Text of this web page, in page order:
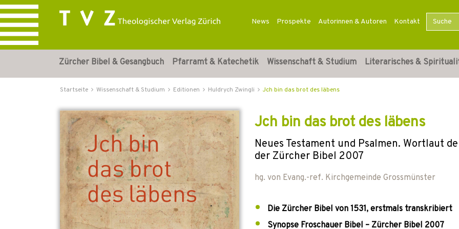
News Prospekte Autorinnen & Autoren Kontakt
Zürcher Bibel & Gesangbuch Pfarramt & Katechetik Wissenschaft & Studium Literarisches &
Startseite Wissenschaft & Studium Editionen Huldrych Zwingli Jch bin das brot des läbens
Jch bin das brot des läbens
Neues Testament und Psalmen. Wortlaut
der Zürcher Bibel 2007
hg. von Evang.-ref. Kirchgemeinde Grossmünster
Die Zürcher Bibel von 1531, erstmals transkribiert
Synopse Froschauer Bibel – Zürcher Bibel 2007